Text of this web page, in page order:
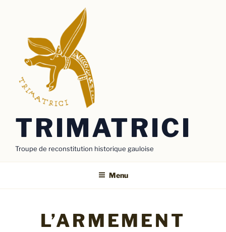
principal
TRIMATRICI
Troupe de reconstitution historique gauloise
Menu
L’ARMEMENT